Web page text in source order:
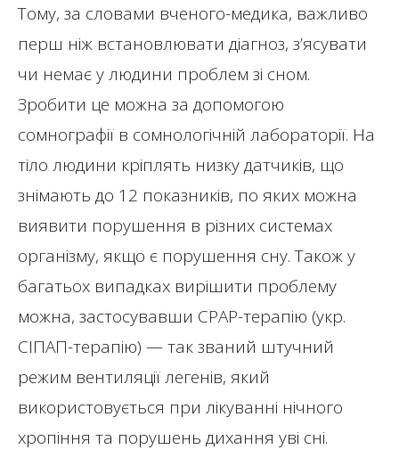
Тому, за словами вченого-медика, важливо
перш ніж встановлювати діагноз, з’ясувати
чи немає у людини проблем зі сном.
Зробити це можна за допомогою
сомнографії в сомнологічній лабораторії. На
тіло людини кріплять низку датчиків, що
знімають до 12 показників, по яких можна
виявити порушення в різних системах
організму, якщо є порушення сну. Також у
багатьох випадках вирішити проблему
можна, застосувавши СРАР-терапію (укр.
СІПАП-терапію) — так званий штучний
режим вентиляції легенів, який
використовується при лікуванні нічного
хропіння та порушень дихання уві сні.